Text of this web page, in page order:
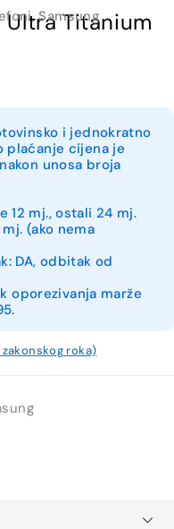
,Samsung
Ultra Titanium
i jednokratno
plaćanje cijena je
unosa broja
12 mj., ostali 24 mj.
mj. (ako nema
DA, odbitak od
oporezivanja marže
roka)